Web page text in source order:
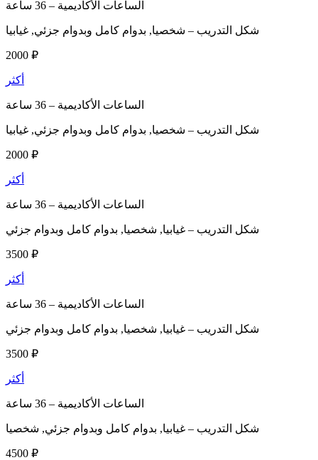
الساعات الأكاديمية –
شكل التدريب – شخصيا, بدوام كامل وبدوام جزئي, غيابيا
2000 ₽
أكثر
الساعات الأكاديمية –
شكل التدريب – شخصيا, بدوام كامل وبدوام جزئي, غيابيا
2000 ₽
أكثر
الساعات الأكاديمية –
شكل التدريب – غيابيا, شخصيا, بدوام كامل وبدوام جزئي
3500 ₽
أكثر
الساعات الأكاديمية –
شكل التدريب – غيابيا, شخصيا, بدوام كامل وبدوام جزئي
3500 ₽
أكثر
الساعات الأكاديمية –
شكل التدريب – غيابيا, بدوام كامل وبدوام جزئي, شخصيا
4500 ₽